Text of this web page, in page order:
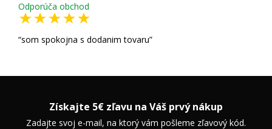
Odporúča obchod
som spokojna s dodanim tovaru
Získajte 5€ zľavu na Váš prvý nákup
Zadajte svoj e-mail, na ktorý vám pošleme zľavový kód.